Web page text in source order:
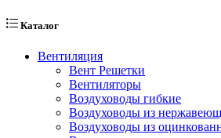
Каталог
Вентиляция
Вент Решетки
Вентиляторы
Воздуховоды гибкие
Воздуховоды из
Воздуховоды из